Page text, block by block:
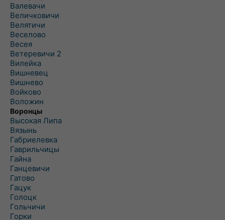
Валевачи
Величковичи
Велятичи
Веселово
Весея
Ветеревичи 2
Вилейка
Вишневец
Вишнево
Войково
Воложин
Воронцы
Высокая Липа
Вязынь
Габриелевка
Гаврильчицы
Гайна
Ганцевичи
Гатово
Гацук
Голоцк
Гольчичи
Горки